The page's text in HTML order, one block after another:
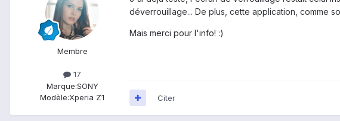
Membre
17
Marque:SONY
Modèle:Xperia Z1
déverrouillage... De plus, cette application, comme
Mais merci pour l'info! :)
Citer